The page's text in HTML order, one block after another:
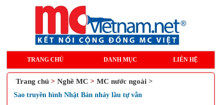
TRANG CHỦ DANH MỤC LIÊN HỆ
Trang chủ > Nghề MC > MC nước ngoài >
Sao truyền hình Nhật Bản nhảy lầu tự vẫn